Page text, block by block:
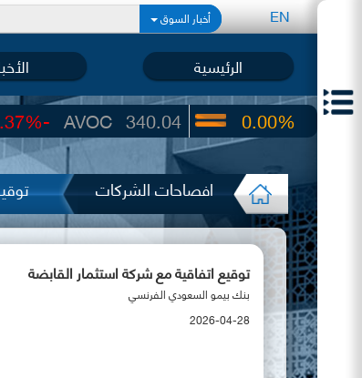
EN أخبار السوق
الرئيسية
340.04
AVOC 22.65
UIC
0.00%
افصاحات الشركات
توقيع اتفاقية مع شركة استثمار القابضة
بنك بيمو السعودي الفرنسي
2026-04-28